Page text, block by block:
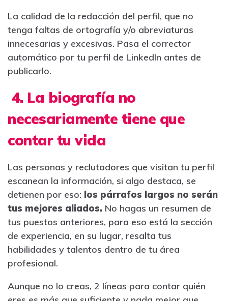
La calidad de la redacción del perfil, que no
tenga faltas de ortografía y/o abreviaturas
innecesarias y excesivas. Pasa el corrector
automático por tu perfil de LinkedIn antes de
publicarlo.
4. La biografía no
necesariamente tiene que
contar tu vida
Las personas y reclutadores que visitan tu perfil
escanean la información, si algo destaca, se
detienen por eso: los párrafos largos no serán
tus mejores aliados. No hagas un resumen de
tus puestos anteriores, para eso está la sección
de experiencia, en su lugar, resalta tus
habilidades y talentos dentro de tu área
profesional.
Aunque no lo creas, 2 líneas para contar quién